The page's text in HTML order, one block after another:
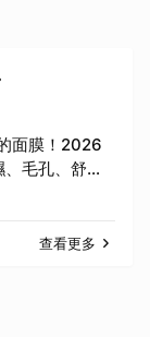
面膜！2026
毛孔、舒緩
療癒
查看更多